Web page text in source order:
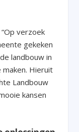
verzoek
gekeken
landbouw in
Hieruit
Landbouw
kansen